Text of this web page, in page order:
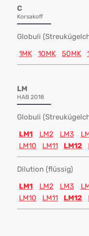
C
Korsakoff
Globuli
1MK
10MK 50MK
LM
HAB 2018
Globuli
LM1
LM2 LM3
LM10
LM11 LM12
Dilution (flüssig)
LM1
LM2 LM3
LM10
LM11 LM12